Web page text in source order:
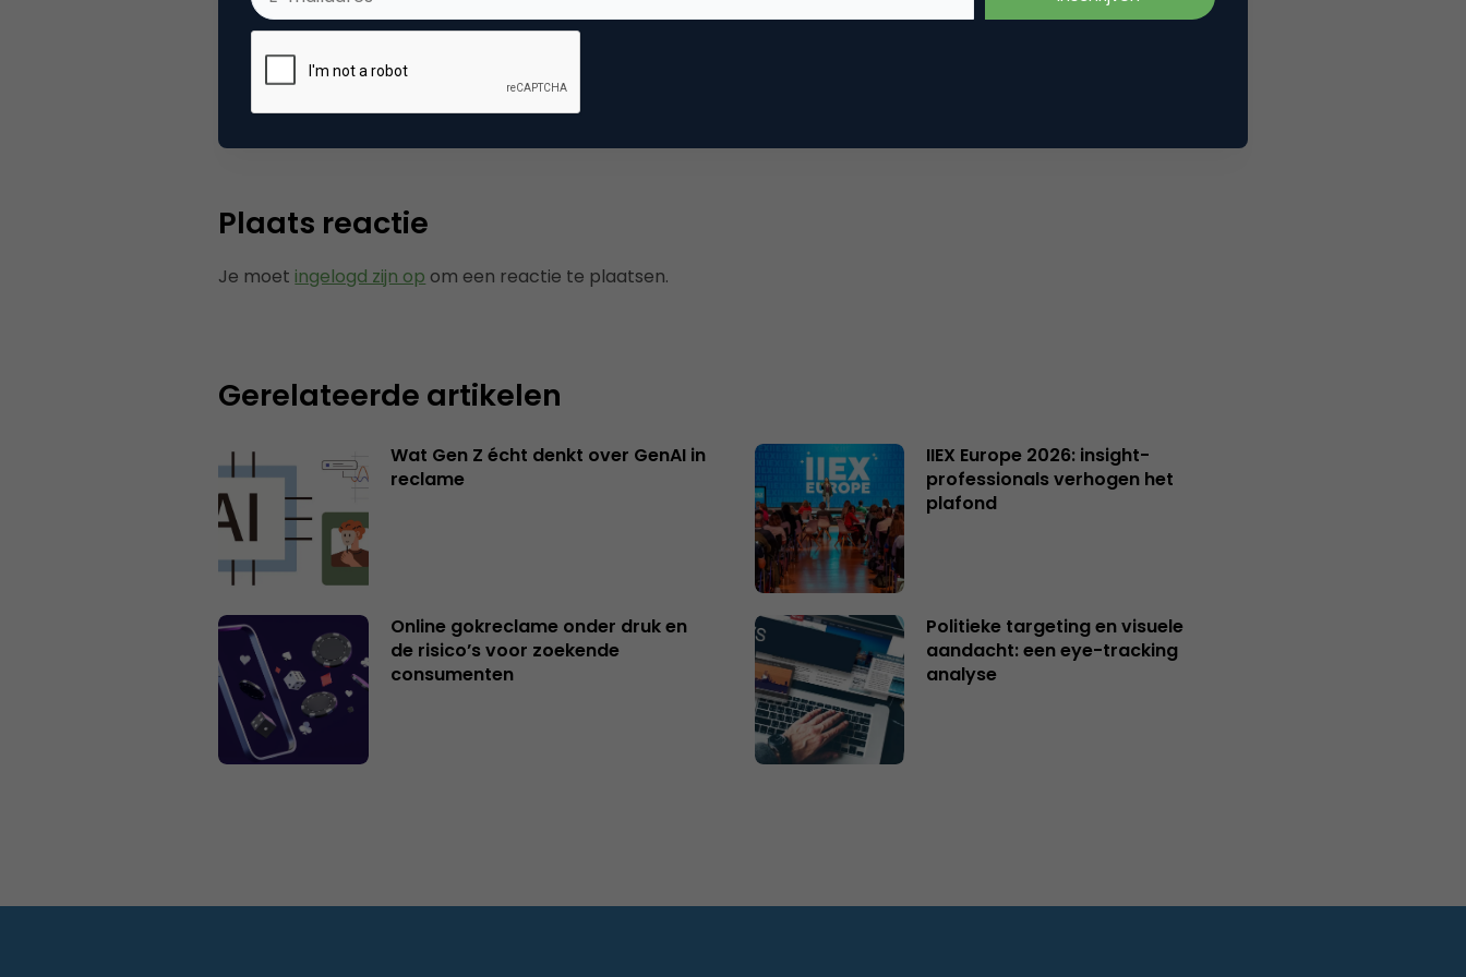
Tags online advertising
Plaats reactie
Je moet ingelogd zijn op om een reactie te plaatsen.
Gerelateerde artikelen
Wat Gen Z écht denkt over GenAI in
reclame
IIEX Europe 2026: insight-
professionals verhogen het
plafond
Online gokreclame onder druk en
de risico’s voor zoekende
consumenten
Politieke targeting en visuele
aandacht: een eye-tracking
analyse